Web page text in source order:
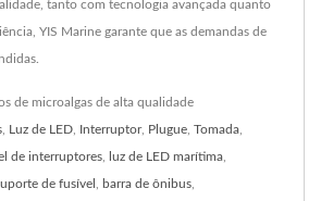
tanto com tecnologia avançada quanto
YIS Marine garante que as demandas de
de microalgas de alta qualidade
Luz de LED Interruptor, Plugue Tomada
de interruptores luz de LED marítima
de fusível barra de ônibus